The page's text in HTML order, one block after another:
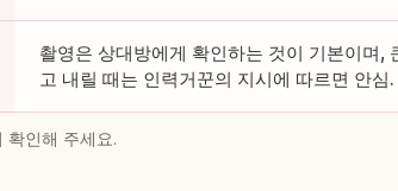
촬영은 상대방에게 확인하는 것이 기본이며,
고 내릴 때는 인력거꾼의 지시에 따르면 안심.
확인해 주세요.